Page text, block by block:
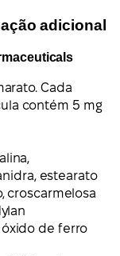
adicional
Cada
contém 5 mg
estearato
croscarmelosa
óxido de ferro